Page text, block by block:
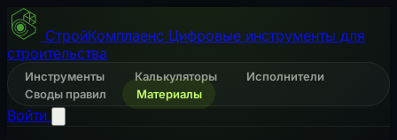
СтройКомплаенс Цифровые инструменты для
строительства
Инструменты Калькуляторы
Исполнители
Своды правил
Материалы
Войти